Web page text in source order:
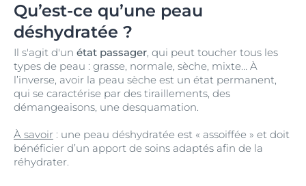
Qu’est-ce qu’une peau
déshydratée ?
Il s'agit d'un état passager, qui peut toucher tous les
types de peau : grasse, normale, sèche, mixte… À
l’inverse, avoir la peau sèche est un état permanent,
qui se caractérise par des tiraillements, des
démangeaisons, une desquamation.
À savoir : une peau déshydratée est « assoiffée » et doit
bénéficier d’un apport de soins adaptés afin de la
réhydrater.